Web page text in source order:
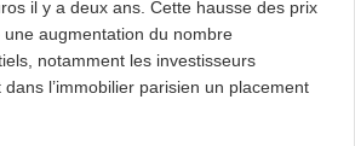
il y a deux ans. Cette hausse des prix
une augmentation du nombre
notamment les investisseurs
l’immobilier parisien un placement